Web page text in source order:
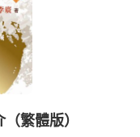
繁體版）